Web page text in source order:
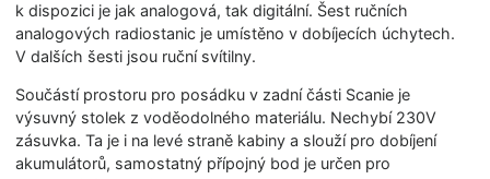
k dispozici je jak analogová, tak digitální. Šest ručních
analogových radiostanic je umístěno v dobíjecích úchytech.
V dalších šesti jsou ruční svítilny.
Součástí prostoru pro posádku v zadní části Scanie je
výsuvný stolek z voděodolného materiálu. Nechybí 230V
zásuvka. Ta je i na levé straně kabiny a slouží pro dobíjení
akumulátorů, samostatný přípojný bod je určen pro